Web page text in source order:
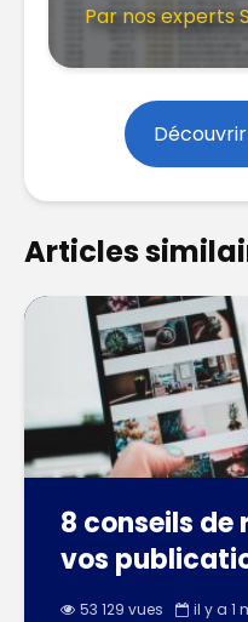
Par nos experts
Articles
8 conseils
vos
53 129 vues il y a 1